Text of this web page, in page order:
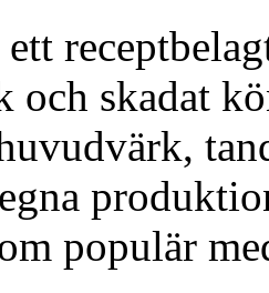
och skadat
populär